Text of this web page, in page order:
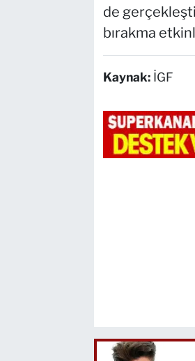
de
bırakma
Kaynak: İGF